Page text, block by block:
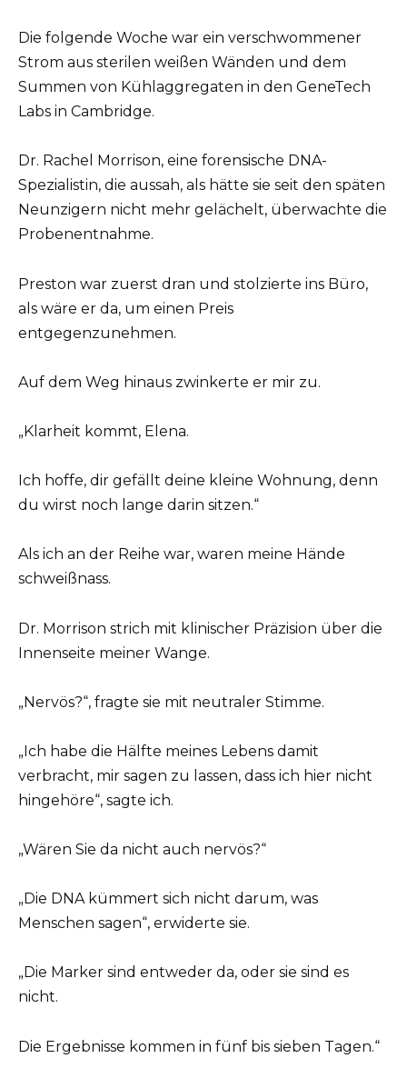
Die folgende Woche war ein verschwommener
Strom aus sterilen weißen Wänden und dem
Summen von Kühlaggregaten in den GeneTech
Labs in Cambridge.
Dr. Rachel Morrison, eine forensische DNA-
Spezialistin, die aussah, als hätte sie seit den späten
Neunzigern nicht mehr gelächelt, überwachte die
Probenentnahme.
Preston war zuerst dran und stolzierte ins Büro,
als wäre er da, um einen Preis
entgegenzunehmen.
Auf dem Weg hinaus zwinkerte er mir zu.
„Klarheit kommt, Elena.
Ich hoffe, dir gefällt deine kleine Wohnung, denn
du wirst noch lange darin sitzen.“
Als ich an der Reihe war, waren meine Hände
schweißnass.
Dr. Morrison strich mit klinischer Präzision über die
Innenseite meiner Wange.
„Nervös?“, fragte sie mit neutraler Stimme.
„Ich habe die Hälfte meines Lebens damit
verbracht, mir sagen zu lassen, dass ich hier nicht
hingehöre“, sagte ich.
„Wären Sie da nicht auch nervös?“
„Die DNA kümmert sich nicht darum, was
Menschen sagen“, erwiderte sie.
„Die Marker sind entweder da, oder sie sind es
nicht.
Die Ergebnisse kommen in fünf bis sieben Tagen.“